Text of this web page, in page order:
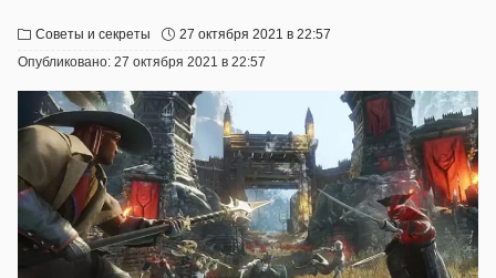
Советы и секреты
27 октября 2021 в 22:57
Опубликовано: 27 октября 2021 в 22:57